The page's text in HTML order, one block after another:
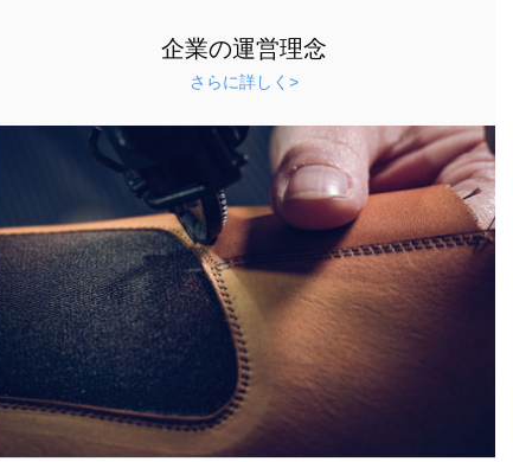
企業の運営理念
さらに詳しく>